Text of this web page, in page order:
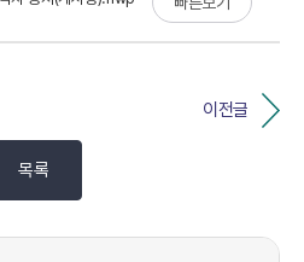
이전글
목록